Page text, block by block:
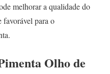
melhorar a qualidade do
para o
Olho de